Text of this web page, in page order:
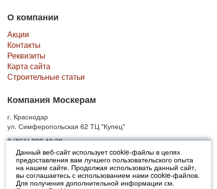
Данный веб-сайт использует cookie-файлы в целях
предоставления вам лучшего пользовательского опыта
на нашем сайте. Продолжая использовать данный сайт,
вы соглашаетесь с использованием нами cookie-файлов.
Для получения дополнительной информации см.
О компании
Акции
Контакты
Реквизиты
Карта сайта
Строительные статьи
Компания Москерам
г. Краснодар
ул. Симферопольская 62 ТЦ "Купец"
8 (861) 203 40 38
© 2010-2026 Москерам
Указанные на сайте цены не являются публичной офертой (ст.435 ГК
РФ).
Стоимость и наличие товара просьба уточнять в офисах продаж....